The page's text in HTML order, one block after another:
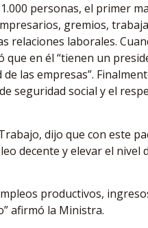
personas, el primer
gremios,
relaciones laborales.
que en él “tienen un
las empresas”.
seguridad social y el
dijo que con este
decente y elevar el
productivos,
afirmó la Ministra.